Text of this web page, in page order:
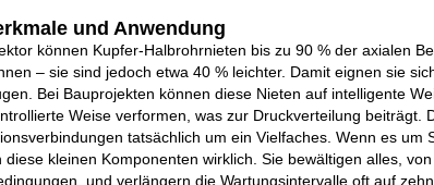
und Anwendung
können Kupfer-Halbrohrnieten bis zu 90 % der axialen
– sie sind jedoch etwa 40 % leichter. Damit eignen sie
Bei Bauprojekten können diese Nieten auf intelligente
Weise verformen, was zur Druckverteilung
tatsächlich um ein Vielfaches. Wenn es
diese kleinen Komponenten wirklich. Sie bewältigen alles,
und verlängern die Wartungsintervalle oft auf